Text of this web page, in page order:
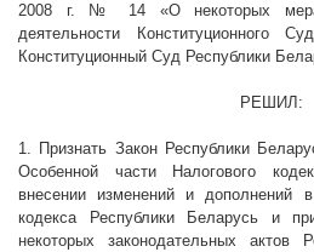
2008 г. № 14 «О некоторых
деятельности Конституционного
Конституционный Суд Республики
РЕШИЛ:
1. Признать Закон Республики
Особенной части Налогового
внесении изменений и дополнений
кодекса Республики Беларусь и
некоторых законодательных актов